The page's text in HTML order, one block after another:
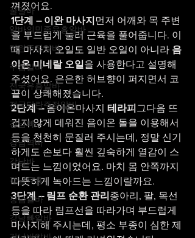
꿀알바
알바의민족유흥알바
단란주점알바
주점알바
전국유흥알바
전국단란주점알바
강남빠
강남역빠
강남바
강남유흥
강남알바
강남빠알바
껴졌어요.
1단계 – 이완 마사지 먼저 어깨와 목 주변
을 부드럽게 눌러 근육을 풀어줍니다. 이
때 마사지 오일도 일반 오일이 아니라 음
이온 미네랄 오일 을 사용한다고 설명해
주셨어요. 은은한 허브향이 퍼지면서 코
끝이 상쾌해졌습니다.
2단계 – 음이온마사지 테라피 그다음 뜨
겁지 않게 데워진 음이온 돌을 이용해서
등을 천천히 문질러 주시는데, 정말 신기
하게도 손보다 훨씬 깊숙하게 열감이 스
며드는 느낌이었어요. 마치 몸 안쪽까지
따뜻하게 녹아드는 느낌이랄까요.
3단계 – 림프 순환 관리 종아리, 팔, 목선
등을 따라 림프선을 따라가며 부드럽게
마사지해 주시는데, 평소 부종이 심한 제